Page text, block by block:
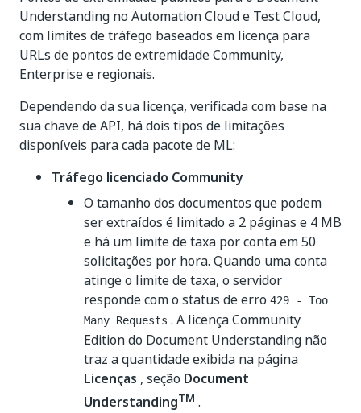
Understanding no Automation Cloud e Test Cloud,
com limites de tráfego baseados em licença para
URLs de pontos de extremidade Community,
Enterprise e regionais.
Dependendo da sua licença, verificada com base na
sua chave de API, há dois tipos de limitações
disponíveis para cada pacote de ML:
Tráfego licenciado Community
O tamanho dos documentos que podem
ser extraídos é limitado a 2 páginas e 4 MB
e há um limite de taxa por conta em 50
solicitações por hora. Quando uma conta
atinge o limite de taxa, o servidor
responde com o status de erro 429 - Too
Many Requests . A licença Community
Edition do Document Understanding não
traz a quantidade exibida na página
Licenças , seção Document
UnderstandingTM .